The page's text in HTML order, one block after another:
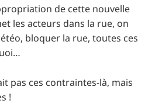
de cette nouvelle
les acteurs dans la rue, on
bloquer la rue, toutes ces
pas ces contraintes-là, mais
!